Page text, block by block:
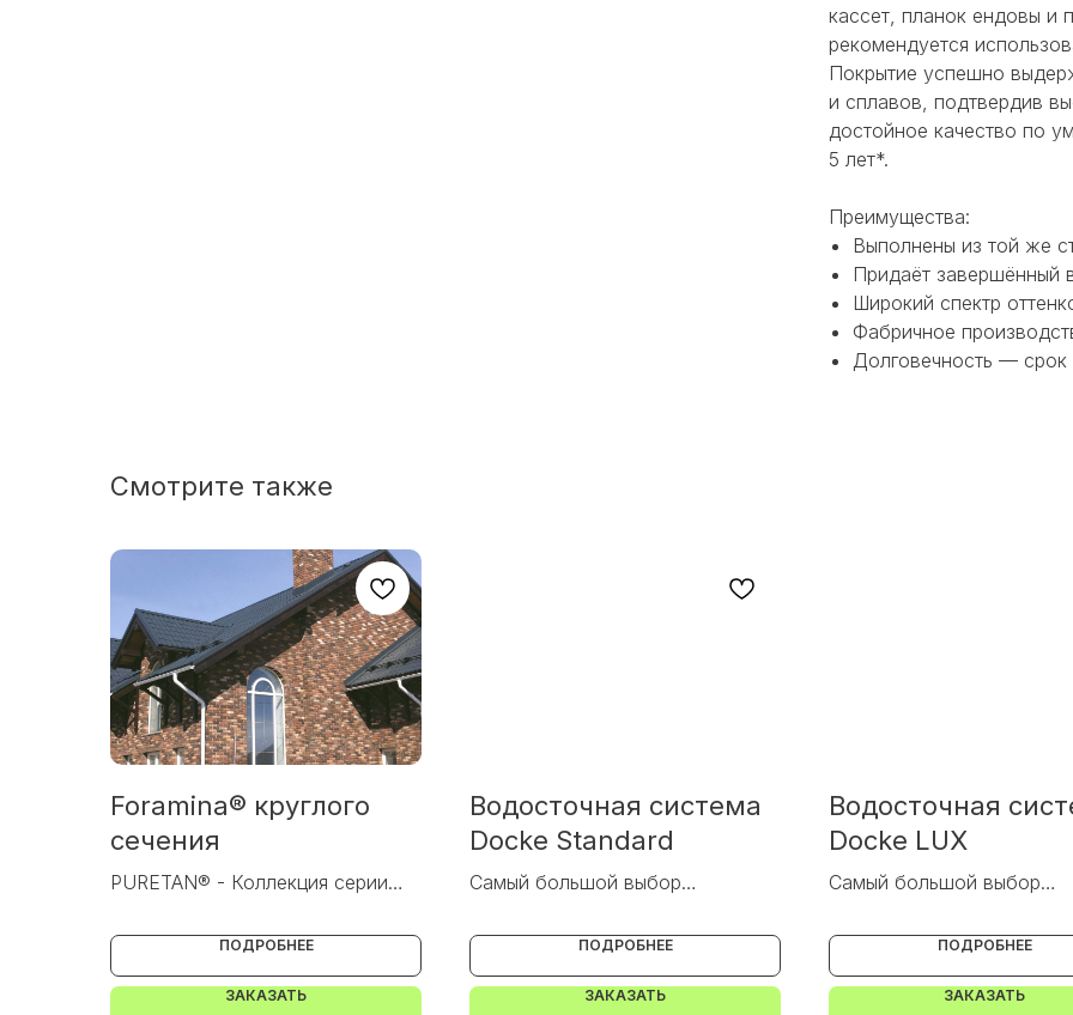
кассет, планок ендовы и
рекомендуется
Покрытие успешно
и сплавов, подтвердив
достойное качество по
5 лет*.
Преимущества:
Выполнены из той же
Придаёт завершённый
Широкий спектр
Фабричное
Долговечность —
Смотрите также
Foramina® круглого
сечения
PURETAN® - Коллекция серии
ПОДРОБНЕЕ
ЗАКАЗАТЬ
Водосточная система
Docke Standard
Самый большой выбор
ПОДРОБНЕЕ
ЗАКАЗАТЬ
Водосточная
Docke LUX
Самый большой выбор
ПОДРОБНЕЕ
ЗАКАЗАТЬ